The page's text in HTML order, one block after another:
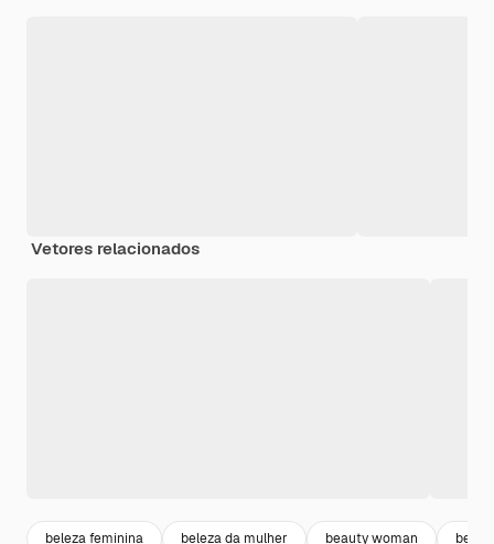
Vetores relacionados
beleza feminina beleza da mulher beauty woman